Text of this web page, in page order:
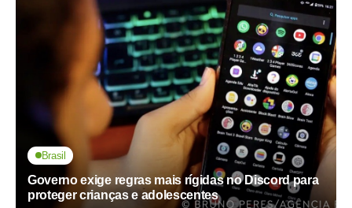
Brasil
Governo exige regras mais rígidas no Discord para
proteger crianças e adolescentes